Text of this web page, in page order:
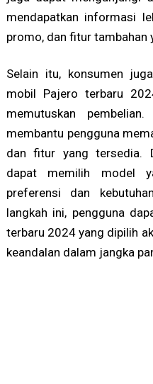
mendapatkan informasi
promo, dan fitur tambahan
Selain itu, konsumen
mobil Pajero terbaru
memutuskan
membantu pengguna
dan fitur yang tersedia.
dapat memilih model
preferensi dan
langkah ini, pengguna
terbaru 2024 yang dipilih
keandalan dalam jangka